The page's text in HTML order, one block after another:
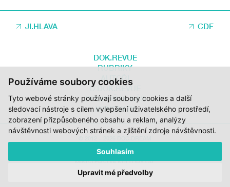
Používáme soubory cookies
Tyto webové stránky používají soubory cookies a další
sledovací nástroje s cílem vylepšení uživatelského prostředí,
zobrazení přizpůsobeného obsahu a reklam, analýzy
návštěvnosti webových stránek a zjištění zdroje návštěvnosti.
Souhlasím
Upravit mé předvolby
JI.HLAVA CDF
DOK.REVUE
RUBRIKY
AUTOŘI
O DOK.REVUE
PODPOŘTE NÁS
KONTAKTY
ZA PODPORY STÁTNÍHO FONDU KINEMATOGRAFIE, KRAJE VYSOČINA A
MINISTERSTVA KULTURY ČR.
DESIGN: HMSDESIGN KÓD: S2 STUDIO